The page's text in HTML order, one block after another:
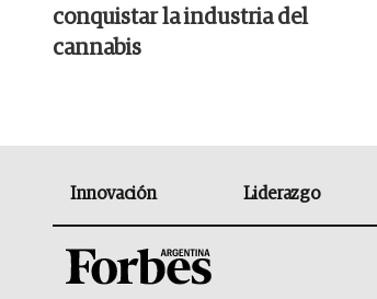
conquistar la industria del
cannabis
Innovación Liderazgo